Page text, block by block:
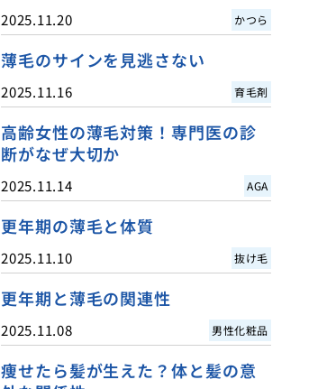
2025.11.20 かつら
薄毛のサインを見逃さない
2025.11.16 育毛剤
高齢女性の薄毛対策！専門医の診
断がなぜ大切か
2025.11.14 AGA
更年期の薄毛と体質
2025.11.10 抜け毛
更年期と薄毛の関連性
2025.11.08 男性化粧品
痩せたら髪が生えた？体と髪の意